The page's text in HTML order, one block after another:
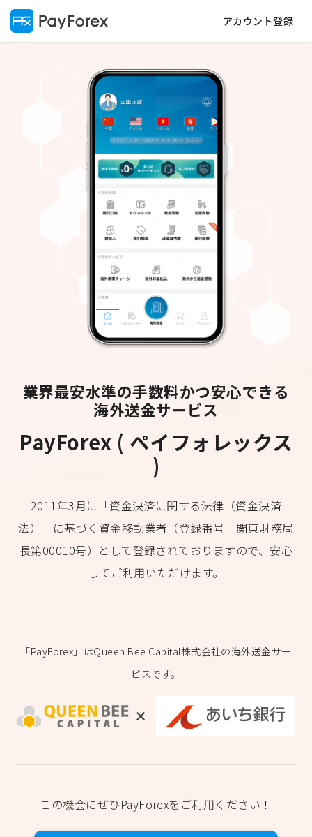
アカウント登録
業界最安水準の手数料かつ安心できる
海外送金サービス
PayForex ( ペイフォレックス
)
2011年3月に「資金決済に関する法律（資金決済
法）」に基づく資金移動業者（登録番号 関東財務局
長第00010号）として登録されておりますので、安心
してご利用いただけます。
「PayForex」はQueen Bee Capital株式会社の海外送金サー
ビスです。
この機会にぜひPayForexをご利用ください！